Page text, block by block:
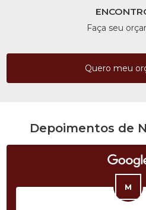
Faça seu
Quero meu
Depoimentos de